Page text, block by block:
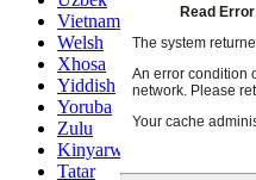
Vietnamese
Welsh
Xhosa
Yiddish
Yoruba
Zulu
Kinyarwanda
Tatar